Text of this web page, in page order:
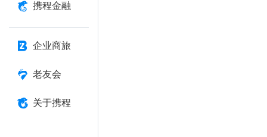
携程金融
企业商旅
老友会
关于携程